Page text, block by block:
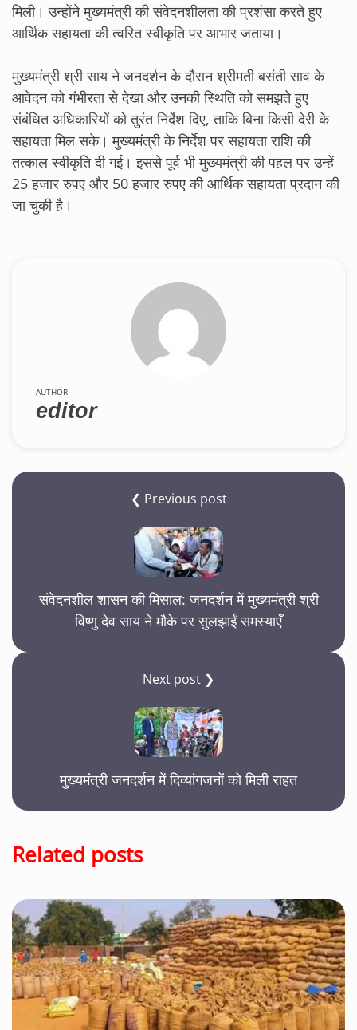
मिली। उन्होंने मुख्यमंत्री की संवेदनशीलता की प्रशंसा करते हुए
आर्थिक सहायता की त्वरित स्वीकृति पर आभार जताया।
मुख्यमंत्री श्री साय ने जनदर्शन के दौरान श्रीमती बसंती साव के
आवेदन को गंभीरता से देखा और उनकी स्थिति को समझते हुए
संबंधित अधिकारियों को तुरंत निर्देश दिए, ताकि बिना किसी देरी के
सहायता मिल सके। मुख्यमंत्री के निर्देश पर सहायता राशि की
तत्काल स्वीकृति दी गई। इससे पूर्व भी मुख्यमंत्री की पहल पर उन्हें
25 हजार रुपए और 50 हजार रुपए की आर्थिक सहायता प्रदान की
जा चुकी है।
AUTHOR
editor
❮ Previous post
संवेदनशील शासन की मिसाल: जनदर्शन में मुख्यमंत्री श्री
विष्णु देव साय ने मौके पर सुलझाईं समस्याएँ
Next post ❯
मुख्यमंत्री जनदर्शन में दिव्यांगजनों को मिली राहत
Related posts